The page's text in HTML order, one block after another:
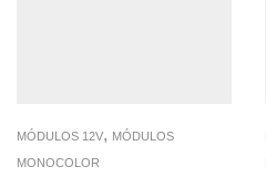
MÓDULOS 12V, MÓDULOS
MONOCOLOR